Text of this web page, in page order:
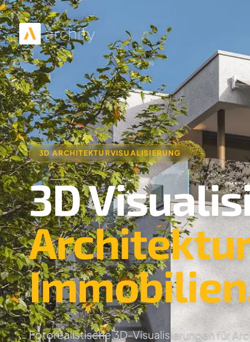
3D ARCHITEKTURVISUALISIERUNG
3D
Fotorealistische 3D-Visualisierungen für